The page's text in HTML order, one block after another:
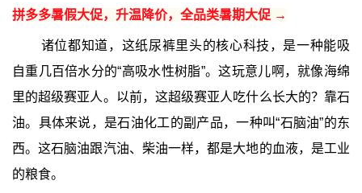
拼多多暑假大促，升温降价，全品类暑期大促 →
诸位都知道，这纸尿裤里头的核心科技，是一种能吸
自重几百倍水分的“高吸水性树脂”。这玩意儿啊，就像海绵
里的超级赛亚人。以前，这超级赛亚人吃什么长大的？靠石
油。具体来说，是石油化工的副产品，一种叫“石脑油”的东
西。这石脑油跟汽油、柴油一样，都是大地的血液，是工业
的粮食。